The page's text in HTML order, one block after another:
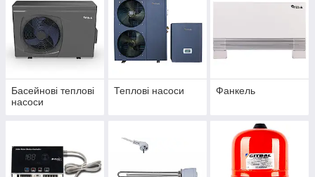
Басейнові теплові
насоси
Теплові насоси Фанкель